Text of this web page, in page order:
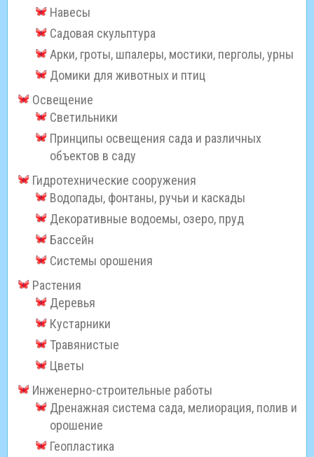
Навесы
Садовая скульптура
Арки, гроты, шпалеры, мостики, перголы, урны
Домики для животных и птиц
Освещение
Светильники
Принципы освещения сада и различных
объектов в саду
Гидротехнические сооружения
Водопады, фонтаны, ручьи и каскады
Декоративные водоемы, озеро, пруд
Бассейн
Системы орошения
Растения
Деревья
Кустарники
Травянистые
Цветы
Инженерно-строительные работы
Дренажная система сада, мелиорация, полив и
орошение
Геопластика